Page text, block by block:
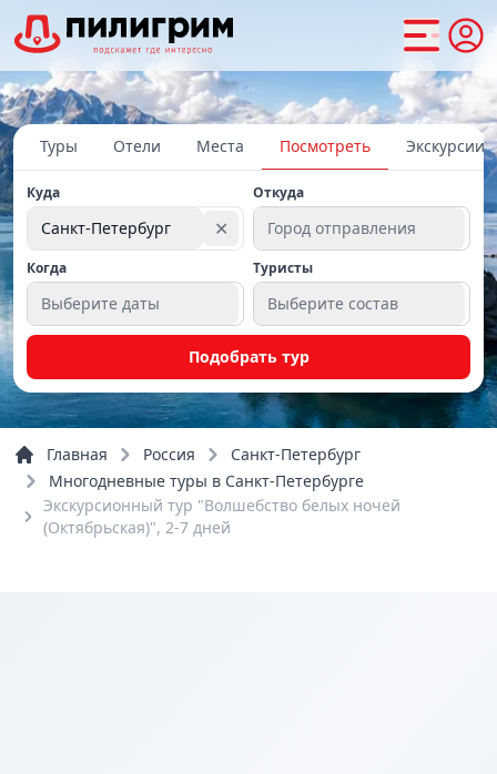
Туры Отели Места Посмотреть Экскурсии
Куда
Санкт-Петербург ✕
Откуда
Город отправления
Когда
Выберите даты
Туристы
Выберите состав
Подобрать тур
Главная Россия
Санкт-Петербург
Многодневные туры в Санкт-Петербурге
Экскурсионный тур "Волшебство белых ночей
(Октябрьская)", 2-7 дней